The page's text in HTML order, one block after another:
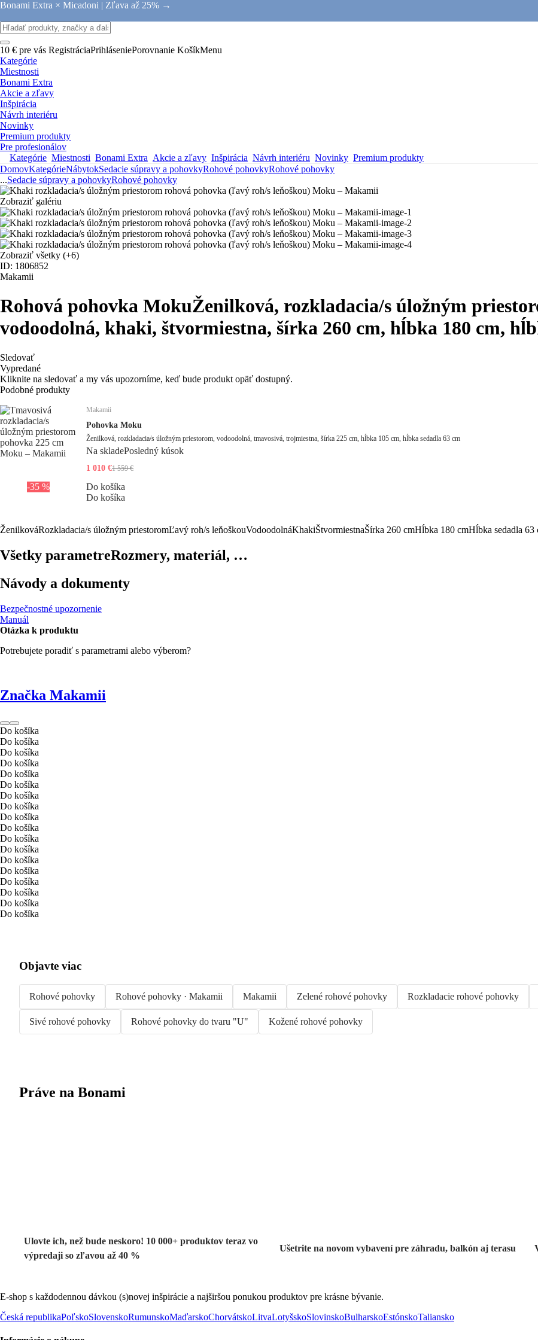
Bonami Extra × Micadoni | Zľava až 25% →
10 € pre vás RegistráciaPrihláseniePorovnanie KošíkMenu
Kategórie
Miestnosti
Bonami Extra
Akcie a zľavy
Inšpirácia
Návrh interiéru
Novinky
Premium produkty
Pre profesionálov
Kategórie Miestnosti Bonami Extra Akcie a zľavy Inšpirácia Návrh interiéru Novinky Premium produkty
DomovKategórieNábytokSedacie súpravy a pohovkyRohové pohovkyRohové pohovky
...Sedacie súpravy a pohovkyRohové pohovky
Zobraziť galériu
Zobraziť všetky (+6)
ID: 1806852
Makamii
Rohová pohovka MokuŽenilková, rozkladacia/s úložným
vodoodolná, khaki, štvormiestna, šírka 260 cm, hĺbka 180 cm,
Sledovať
Vypredané
Kliknite na sledovať a my vás upozorníme, keď bude produkt opäť dostupný.
Podobné produkty
-35 %
Makamii
Pohovka Moku
Ženilková, rozkladacia/s úložným priestorom, vodoodolná, tmavosivá, trojmiestna, šírka 225 cm, hĺbka 105 cm, hĺbka sedadla 63 cm
Na skladePosledný kúsok
1 010 €1 559 €
Do košíka
Do košíka
ŽenilkováRozkladacia/s úložným priestoromĽavý roh/s leňoškouVodoodolnáKhakiŠtvormiestnaŠírka 260 cmHĺbka 180 cmHĺbka sedadla 63
Všetky parametreRozmery, materiál, …
Návody a dokumenty
Bezpečnostné upozornenie
Manuál
Otázka k produktu
Potrebujete poradiť s parametrami alebo výberom?
Značka Makamii
Do košíka
Do košíka
Do košíka
Do košíka
Do košíka
Do košíka
Do košíka
Do košíka
Do košíka
Do košíka
Do košíka
Do košíka
Do košíka
Do košíka
Do košíka
Do košíka
Do košíka
Do košíka
Objavte viac
Rohové pohovky Rohové pohovky · Makamii Makamii Zelené rohové pohovky Rozkladacie rohové pohovky
Sivé rohové pohovky Rohové pohovky do tvaru "U" Kožené rohové pohovky
Práve na Bonami
Ulovte ich, než bude neskoro! 10 000+ produktov teraz vo
výpredaji so zľavou až 40 %
Ušetrite na novom vybavení pre záhradu, balkón aj terasu
E-shop s každodennou dávkou (s)novej inšpirácie a najširšou ponukou produktov pre krásne bývanie.
Česká republikaPoľskoSlovenskoRumunskoMaďarskoChorvátskoLitvaLotyšskoSlovinskoBulharskoEstónskoTaliansko